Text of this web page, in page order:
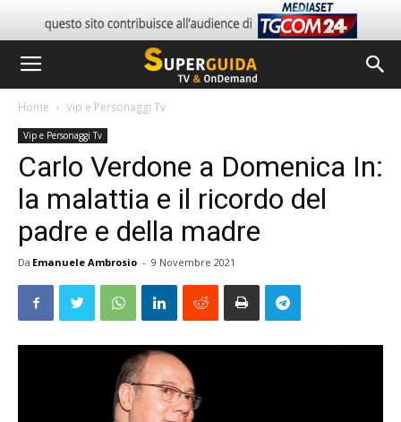
Home Vip e Personaggi Tv
Vip e Personaggi Tv
Carlo Verdone a Domenica In:
la malattia e il ricordo del
padre e della madre
Da Emanuele Ambrosio - 9 Novembre 2021